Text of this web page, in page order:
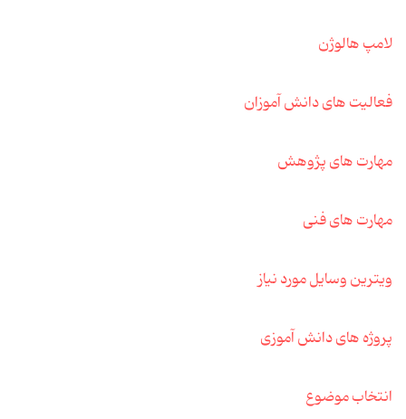
لامپ هالوژن
فعالیت های دانش آموزان
مهارت های پژوهش
مهارت های فنی
ویترین وسایل مورد نیاز
پروژه های دانش آموزی
انتخاب موضوع